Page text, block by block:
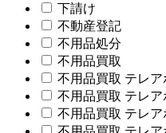
下請け
不動産登記
不用品処分
不用品買取
不用品買取 テレア
不用品買取 テレア
不用品買取 テレア